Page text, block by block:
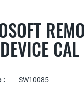
CAL
:
SW10085